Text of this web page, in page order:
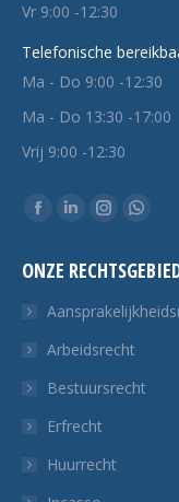
Vr 9:00 -12:30
Telefonische
Ma - Do 9:00 -12:30
Ma - Do 13:30 -17:00
Vrij 9:00 -12:30
Vind ons op:
Facebook
opent
nieuw
tabblad
Linkedin
opent
in
nieuw
tabblad
Instagram
opent
in
nieuw
tabblad
opent
in
tabblad
ONZE
Arbeidsrecht
Bestuursrecht
Erfrecht
Huurrecht